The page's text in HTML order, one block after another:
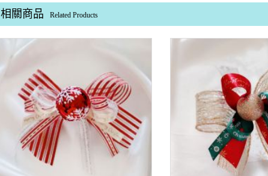
相關商品 Related Products